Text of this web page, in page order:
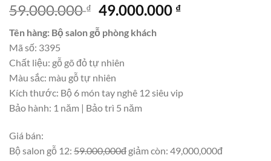
59.000.000₫ Giá
gốc
là:
49.000.000 ₫Giá
Tên hàng: Bộ salon gỗ phòng khách
Mã số: 3395
Chất liệu: gỗ gõ đỏ tự nhiên
Màu sắc: màu gỗ tự nhiên
Kích thước: Bộ 6 món tay nghê 12 siêu vip
Bảo hành: 1 năm | Bảo trì 5 năm
Giá bán:
Bộ salon gỗ 12: 59.000,000đ giảm còn: 49,000,000đ